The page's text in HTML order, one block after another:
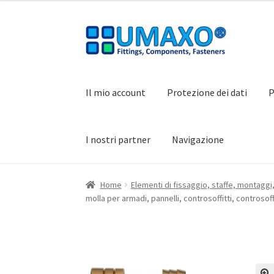
Vai
alla
Vai
al
Il mio account Protezione dei dati
I nostri partner Navigazione
Home Carrello Cassa Contatto I nostri
Home
Elementi di fissaggio, staffe,
molla per armadi, pannelli, controsoffitti,